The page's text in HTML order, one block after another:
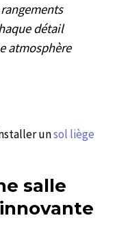
détail
atmosphère
unsol liège
salle